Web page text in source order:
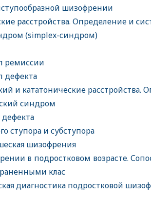
шизофрении
расстройства. Определение и
(simplex-синдром)
ремиссии
дефекта
и кататонические расстройства.
синдром
ступора и субступора
шизофрения
в подростковом возрасте.
клас
диагностика подростковой